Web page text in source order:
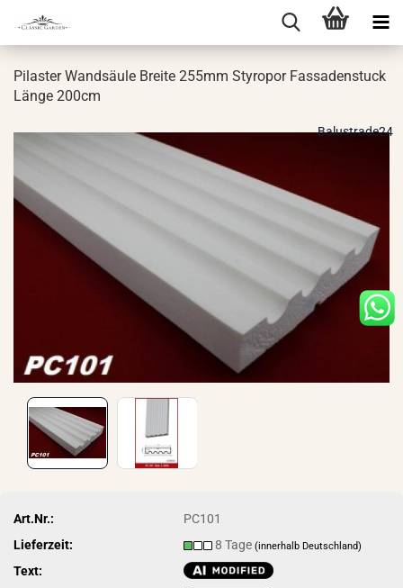
Pi­las­ter Wand­säu­le Brei­te 255mm Sty­ro­por Fas­sa­den­stuck
Länge 200cm
Balustrade24
Art.Nr.:
PC101
Lieferzeit:
8 Tage(innerhalb Deutschland)
Text: